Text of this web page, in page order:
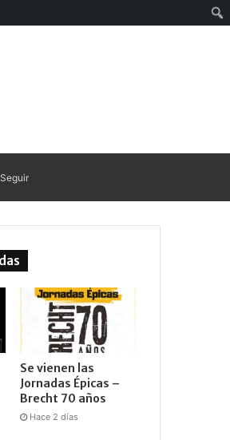
Seguir
Se vienen las
Jornadas Épicas –
Brecht 70 años
Hace 2 días